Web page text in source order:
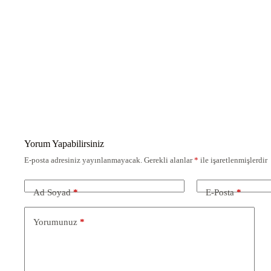
Yorum Yapabilirsiniz
E-posta adresiniz yayınlanmayacak. Gerekli alanlar* ile işaretlenmişlerdir
Ad Soyad* E-Posta*
Yorumunuz *